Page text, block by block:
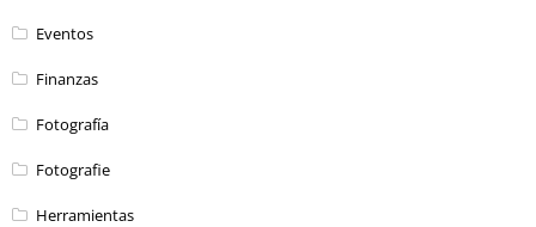
Eventos
Finanzas
Fotografía
Fotografie
Herramientas